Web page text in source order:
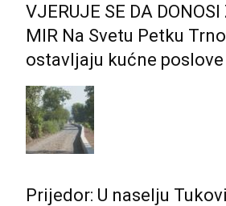
VJERUJE SE DA
MIR Na Svetu Petku
ostavljaju kućne
Prijedor: U naselju